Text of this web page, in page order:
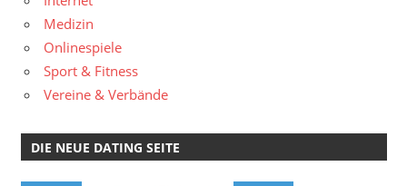
Medizin
Onlinespiele
Sport & Fitness
Vereine & Verbände
DIE NEUE DATING SEITE